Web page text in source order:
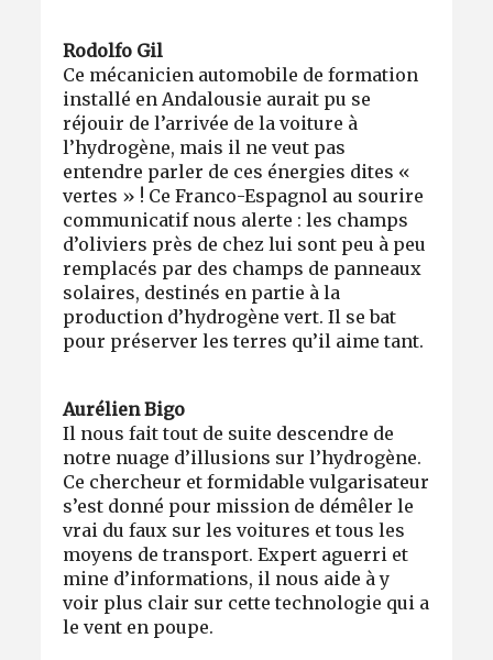
Rodolfo Gil
Ce mécanicien automobile de formation
installé en Andalousie aurait pu se
réjouir de l’arrivée de la voiture à
l’hydrogène, mais il ne veut pas
entendre parler de ces énergies dites «
vertes » ! Ce Franco-Espagnol au sourire
communicatif nous alerte : les champs
d’oliviers près de chez lui sont peu à peu
remplacés par des champs de panneaux
solaires, destinés en partie à la
production d’hydrogène vert. Il se bat
pour préserver les terres qu’il aime tant.
Aurélien Bigo
Il nous fait tout de suite descendre de
notre nuage d’illusions sur l’hydrogène.
Ce chercheur et formidable vulgarisateur
s’est donné pour mission de démêler le
vrai du faux sur les voitures et tous les
moyens de transport. Expert aguerri et
mine d’informations, il nous aide à y
voir plus clair sur cette technologie qui a
le vent en poupe.